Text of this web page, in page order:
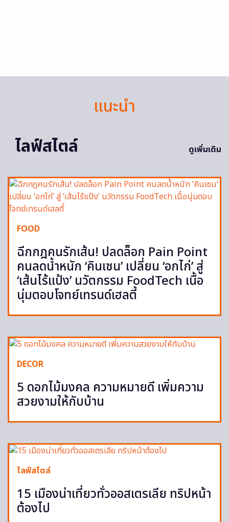
แนะนำ
ไลฟ์สไตล์
ดูเพิ่มเติม
FOOD
ฉีกกฎคนรักเส้น! ปลดล็อก Pain Point
คนลดน้ำหนัก ‘คินเซน’ เปลี่ยน ‘อกไก่’ สู่
‘เส้นไร้แป้ง’ นวัตกรรม FoodTech เนื้อ
นุ่มตอบโจทย์เทรนด์เฮลตี้
DECOR
5 ดอกไม้มงคล ความหมายดี เพิ่มความ
สวยงามให้กับบ้าน
ไลฟ์สไตล์
15 เมืองน่าเที่ยวทั่วออสเตรเลีย ทริปหน้า
ต้องไป